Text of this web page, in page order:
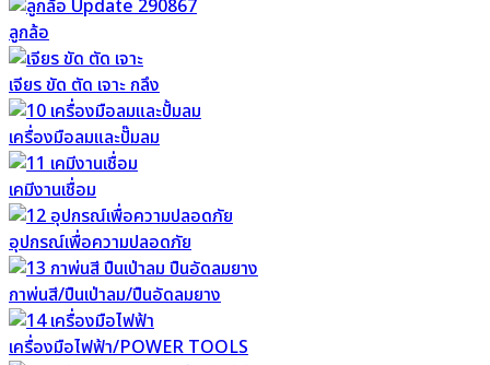
ลูกล้อ
เจียร ขัด ตัด เจาะ กลึง
เครื่องมือลมและปั๊มลม
เคมีงานเชื่อม
อุปกรณ์เพื่อความปลอดภัย
กาพ่นสี/ปืนเป่าลม/ปืนอัดลมยาง
เครื่องมือไฟฟ้า/POWER TOOLS